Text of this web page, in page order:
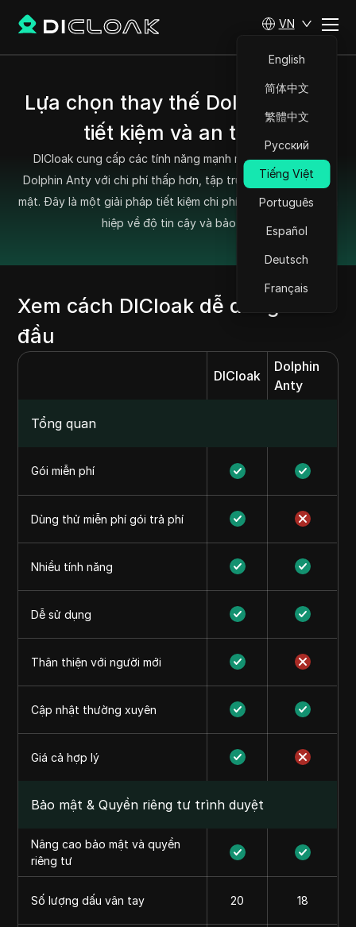
VN
English
简体中文
繁體中文
Русский
Tiếng Việt
Português
Español
Deutsch
Français
Lựa chọn thay thế Dolphin Anty
tiết kiệm và an toàn
DICloak cung cấp các tính năng mạnh mẽ tương tự như
Dolphin Anty với chi phí thấp hơn, tập trung mạnh vào bảo
mật. Đây là một giải pháp tiết kiệm chi phí nhưng không thỏa
hiệp về độ tin cậy và bảo vệ.
Xem cách DICloak dễ dàng bắt
đầu
DICloak
Dolphin
Anty
Tổng quan
Gói miễn phí
Dùng thử miễn phí gói trả phí
Nhiều tính năng
Dễ sử dụng
Thân thiện với người mới
Cập nhật thường xuyên
Giá cả hợp lý
Bảo mật & Quyền riêng tư trình duyệt
Nâng cao bảo mật và quyền
riêng tư
Số lượng dấu vân tay 20 18